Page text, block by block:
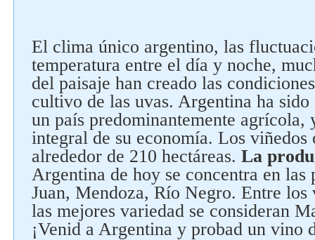
El clima único argentino, las
temperatura entre el día y noche,
del paisaje han creado las
cultivo de las uvas. Argentina ha
un país predominantemente agrícola,
integral de su economía. Los viñedos
alrededor de 210 hectáreas. La
Argentina de hoy se concentra en las
Juan, Mendoza, Río Negro. Entre los
las mejores variedad se consideran
¡Venid a Argentina y probad un vino